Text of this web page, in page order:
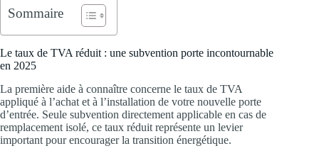
Sommaire
Le taux de TVA réduit : une subvention porte incontournable
en 2025
La première aide à connaître concerne le taux de TVA
appliqué à l’achat et à l’installation de votre nouvelle porte
d’entrée. Seule subvention directement applicable en cas de
remplacement isolé, ce taux réduit représente un levier
important pour encourager la transition énergétique.